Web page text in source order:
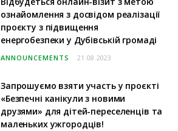
ознайомлення з досвідом реалізації
проєкту з підвищення
енергобезпеки у Дубівській громаді
ANNOUNCEMENTS 21.08.2023
Запрошуємо взяти участь у проєкті
«Безпечні канікули з новими
друзями» для дітей-переселенців та
маленьких ужгородців!